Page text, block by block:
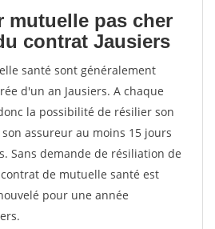
mutuelle pas cher
contrat Jausiers
santé sont généralement
d'un an Jausiers. A chaque
la possibilité de résilier son
assureur au moins 15 jours
Sans demande de résiliation de
de mutuelle santé est
pour une année